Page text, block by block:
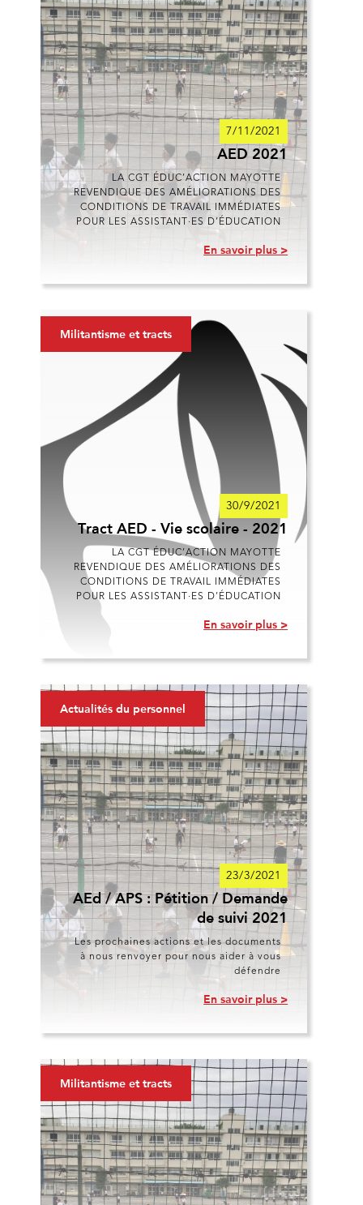
7/11/2021
AED 2021
LA CGT ÉDUC’ACTION MAYOTTE
REVENDIQUE DES AMÉLIORATIONS DES
CONDITIONS DE TRAVAIL IMMÉDIATES
POUR LES ASSISTANT·ES D’ÉDUCATION
En savoir plus >
Militantisme et tracts
30/9/2021
Tract AED - Vie scolaire - 2021
LA CGT ÉDUC’ACTION MAYOTTE
REVENDIQUE DES AMÉLIORATIONS DES
CONDITIONS DE TRAVAIL IMMÉDIATES
POUR LES ASSISTANT·ES D’ÉDUCATION
En savoir plus >
Actualités du personnel
23/3/2021
AEd / APS : Pétition / Demande
de suivi 2021
Les prochaines actions et les documents
à nous renvoyer pour nous aider à vous
défendre
En savoir plus >
Militantisme et tracts